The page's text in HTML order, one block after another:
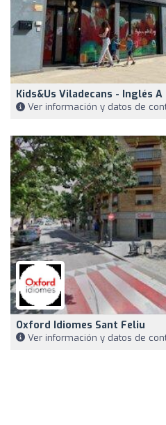
Kids&Us Viladecans - Inglés A
Ver información y datos de
Oxford Idiomes Sant Feliu
Ver información y datos de